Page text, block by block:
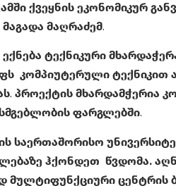
ქვეყნის ეკონომიკურ
მაღრაძემ.
ტექნიკური
კომპიუტერული ტექნიკით
პროექტის მხარდამჭერია
ფარგლებში.
საერთაშორისო
ჰქონდეთ წვდომა.
მულტიფუნქციური ცენტრის